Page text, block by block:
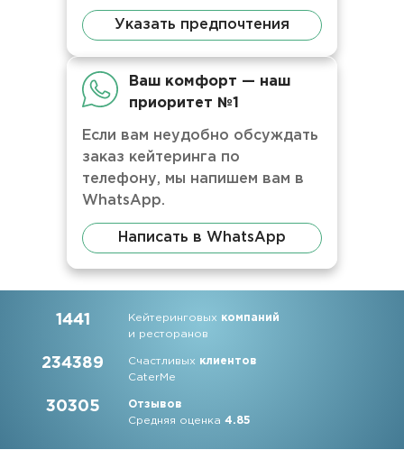
Указать предпочтения
Ваш комфорт — наш
приоритет №1
Если вам неудобно обсуждать
заказ кейтеринга по
телефону, мы напишем вам в
WhatsApp.
Написать в WhatsApp
1441 Кейтеринговых компаний
и ресторанов
234389 Счастливых клиентов
CaterMe
30305
Отзывов
Средняя оценка4.85